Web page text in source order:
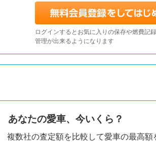
ログインするとお気に入りの保存や燃費記
管理が出来るようになります
あなたの愛車、今いくら？
複数社の査定額を比較して愛車の最高額